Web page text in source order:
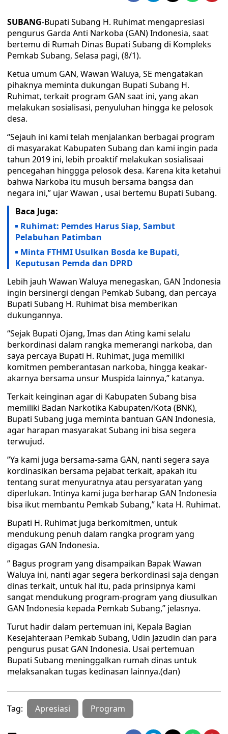
SUBANG-Bupati Subang H. Ruhimat mengapresiasi
pengurus Garda Anti Narkoba (GAN) Indonesia, saat
bertemu di Rumah Dinas Bupati Subang di Kompleks
Pemkab Subang, Selasa pagi, (8/1).
Ketua umum GAN, Wawan Waluya, SE mengatakan
pihaknya meminta dukungan Bupati Subang H.
Ruhimat, terkait program GAN saat ini, yang akan
melakukan sosialisasi, penyuluhan hingga ke pelosok
desa.
“Sejauh ini kami telah menjalankan berbagai program
di masyarakat Kabupaten Subang dan kami ingin pada
tahun 2019 ini, lebih proaktif melakukan sosialisaai
pencegahan hinggga pelosok desa. Karena kita ketahui
bahwa Narkoba itu musuh bersama bangsa dan
negara ini,” ujar Wawan , usai bertemu Bupati Subang.
Baca Juga:
Ruhimat: Pemdes Harus Siap, Sambut
Pelabuhan Patimban
Minta FTHMI Usulkan Bosda ke Bupati,
Keputusan Pemda dan DPRD
Lebih jauh Wawan Waluya menegaskan, GAN Indonesia
ingin bersinergi dengan Pemkab Subang, dan percaya
Bupati Subang H. Ruhimat bisa memberikan
dukungannya.
“Sejak Bupati Ojang, Imas dan Ating kami selalu
berkordinasi dalam rangka memerangi narkoba, dan
saya percaya Bupati H. Ruhimat, juga memiliki
komitmen pemberantasan narkoba, hingga keakar-
akarnya bersama unsur Muspida lainnya,” katanya.
Terkait keinginan agar di Kabupaten Subang bisa
memiliki Badan Narkotika Kabupaten/Kota (BNK),
Bupati Subang juga meminta bantuan GAN Indonesia,
agar harapan masyarakat Subang ini bisa segera
terwujud.
”Ya kami juga bersama-sama GAN, nanti segera saya
kordinasikan bersama pejabat terkait, apakah itu
tentang surat menyuratnya atau persyaratan yang
diperlukan. Intinya kami juga berharap GAN Indonesia
bisa ikut membantu Pemkab Subang,” kata H. Ruhimat.
Bupati H. Ruhimat juga berkomitmen, untuk
mendukung penuh dalam rangka program yang
digagas GAN Indonesia.
” Bagus program yang disampaikan Bapak Wawan
Waluya ini, nanti agar segera berkordinasi saja dengan
dinas terkait, untuk hal itu, pada prinsipnya kami
sangat mendukung program-program yang diusulkan
GAN Indonesia kepada Pemkab Subang,” jelasnya.
Turut hadir dalam pertemuan ini, Kepala Bagian
Kesejahteraan Pemkab Subang, Udin Jazudin dan para
pengurus pusat GAN Indonesia. Usai pertemuan
Bupati Subang meninggalkan rumah dinas untuk
melaksanakan tugas kedinasan lainnya.(dan)
Tag: Apresiasi Program